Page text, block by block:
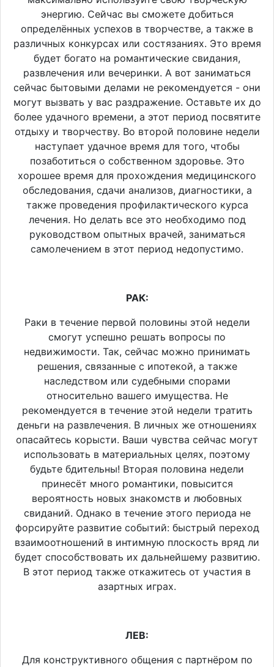
энергию. Сейчас вы сможете добиться
определённых успехов в творчестве, а также в
различных конкурсах или состязаниях. Это время
будет богато на романтические свидания,
развлечения или вечеринки. А вот заниматься
сейчас бытовыми делами не рекомендуется - они
могут вызвать у вас раздражение. Оставьте их до
более удачного времени, а этот период посвятите
отдыху и творчеству. Во второй половине недели
наступает удачное время для того, чтобы
позаботиться о собственном здоровье. Это
хорошее время для прохождения медицинского
обследования, сдачи анализов, диагностики, а
также проведения профилактического курса
лечения. Но делать все это необходимо под
руководством опытных врачей, заниматься
самолечением в этот период недопустимо.
РАК:
Раки в течение первой половины этой недели
смогут успешно решать вопросы по
недвижимости. Так, сейчас можно принимать
решения, связанные с ипотекой, а также
наследством или судебными спорами
относительно вашего имущества. Не
рекомендуется в течение этой недели тратить
деньги на развлечения. В личных же отношениях
опасайтесь корысти. Ваши чувства сейчас могут
использовать в материальных целях, поэтому
будьте бдительны! Вторая половина недели
принесёт много романтики, повысится
вероятность новых знакомств и любовных
свиданий. Однако в течение этого периода не
форсируйте развитие событий: быстрый переход
взаимоотношений в интимную плоскость вряд ли
будет способствовать их дальнейшему развитию.
В этот период также откажитесь от участия в
азартных играх.
ЛЕВ:
Для конструктивного общения с партнёром по